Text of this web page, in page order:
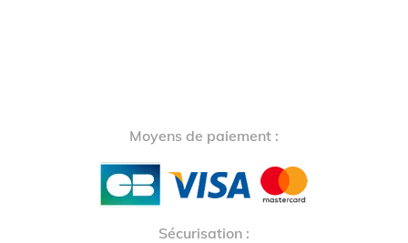
Moyens de paiement :
Sécurisation :